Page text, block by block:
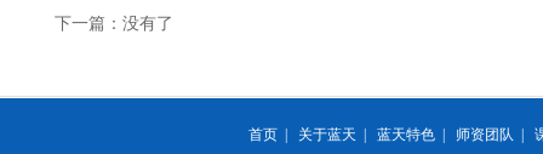
下一篇：没有了
首页 关于蓝天 蓝天特色 师资团队